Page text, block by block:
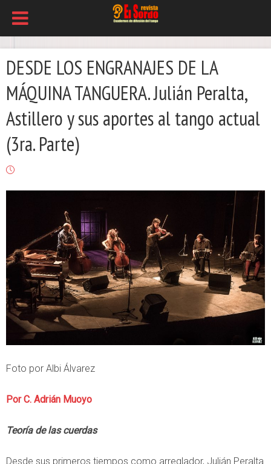
DESDE LOS ENGRANAJES DE LA
MÁQUINA TANGUERA. Julián Peralta,
Astillero y sus aportes al tango actual
(3ra. Parte)
Foto por Albi Álvarez
Por C. Adrián Muoyo
Teoría de las cuerdas
Desde sus primeros tiempos como arreglador, Julián Peralta